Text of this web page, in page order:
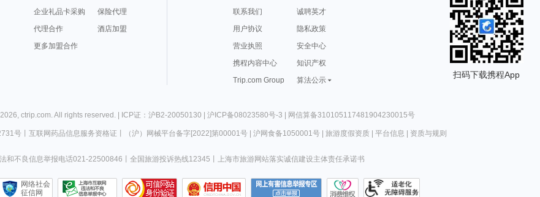
企业礼品卡采购
保险代理
代理合作
酒店加盟
更多加盟合作
联系我们
诚聘英才
用户协议
隐私政策
营业执照
安全中心
携程内容中心
知识产权
Trip.com Group
算法公示
扫码下载携程App
2026, ctrip.com. All rights reserved. | ICP证：沪B2-20050130 | 沪ICP备08023580号-3 | 网信算备310105117481904230015号
号丨 互联网药品信息服务资格证 （沪）网械平台备字[2022]第00001号| 沪网食备1050001号| 旅游度假资质| 平台信息 资质与规则
和不良信息举报电话021-22500846 全国旅游投诉热线12345 上海市旅游网站落实诚信建设主体责任承诺书
网络社会
征信网